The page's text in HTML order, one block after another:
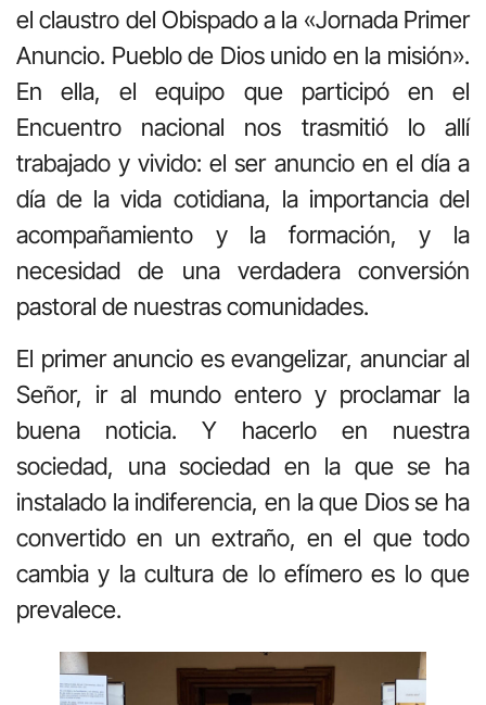
el claustro del Obispado a la «Jornada Primer
Anuncio. Pueblo de Dios unido en la misión».
En ella, el equipo que participó en el
Encuentro nacional nos trasmitió lo allí
trabajado y vivido: el ser anuncio en el día a
día de la vida cotidiana, la importancia del
acompañamiento y la formación, y la
necesidad de una verdadera conversión
pastoral de nuestras comunidades.
El primer anuncio es evangelizar, anunciar al
Señor, ir al mundo entero y proclamar la
buena noticia. Y hacerlo en nuestra
sociedad, una sociedad en la que se ha
instalado la indiferencia, en la que Dios se ha
convertido en un extraño, en el que todo
cambia y la cultura de lo efímero es lo que
prevalece.